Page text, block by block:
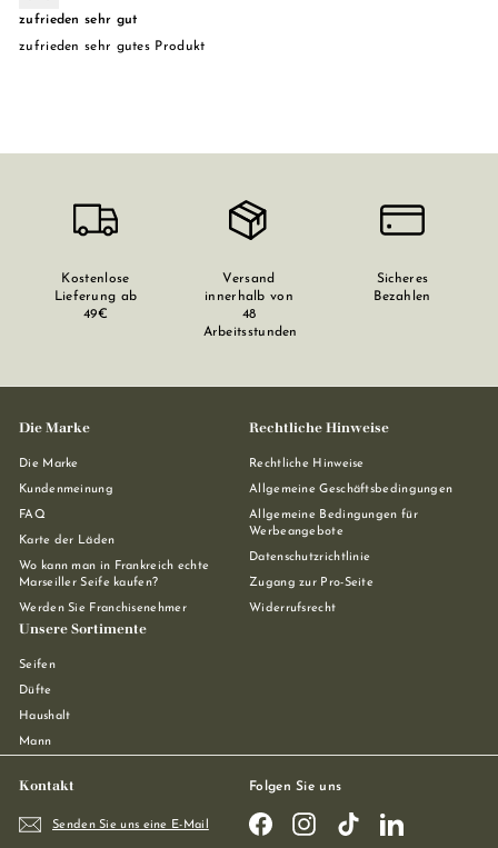
zufrieden sehr gut
zufrieden sehr gutes Produkt
Kostenlose
Lieferung ab
49€
Versand
innerhalb von
48
Arbeitsstunden
Sicheres
Bezahlen
Die Marke
Die Marke
Kundenmeinung
FAQ
Karte der Läden
Wo kann man in Frankreich echte
Marseiller Seife kaufen?
Werden Sie Franchisenehmer
Rechtliche Hinweise
Rechtliche Hinweise
Allgemeine Geschäftsbedingungen
Allgemeine Bedingungen für
Werbeangebote
Datenschutzrichtlinie
Zugang zur Pro-Seite
Widerrufsrecht
Unsere Sortimente
Seifen
Düfte
Haushalt
Mann
Kontakt
Senden Sie uns eine E-Mail
Folgen Sie uns
FacebookInstagramTikTok LinkedIn